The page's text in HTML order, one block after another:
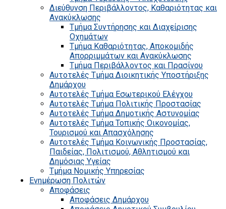
Διεύθυνση Περιβάλλοντος, Καθαριότητας και
Ανακύκλωσης
Τμήμα Συντήρησης και Διαχείρισης
Οχημάτων
Τμήμα Καθαριότητας, Αποκομιδής
Απορριμμάτων και Ανακύκλωσης
Τμήμα Περιβάλλοντος και Πρασίνου
Αυτοτελές Τμήμα Διοικητικής Υποστήριξης
Δημάρχου
Αυτοτελές Τμήμα Εσωτερικού Ελέγχου
Αυτοτελές Τμήμα Πολιτικής Προστασίας
Αυτοτελές Τμήμα Δημοτικής Αστυνομίας
Αυτοτελές Τμήμα Τοπικής Οικονομίας,
Τουρισμού και Απασχόλησης
Αυτοτελές Τμήμα Κοινωνικής Προστασίας,
Παιδείας, Πολιτισμού, Αθλητισμού και
Δημόσιας Υγείας
Τμήμα Νομικής Υπηρεσίας
Ενημέρωση Πολιτών
Αποφάσεις
Αποφάσεις Δημάρχου